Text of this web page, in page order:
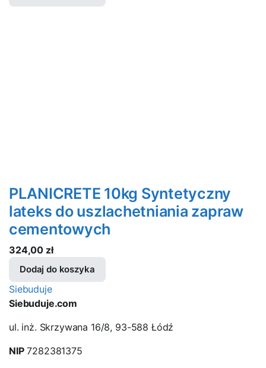
PLANICRETE 10kg Syntetyczny
lateks do uszlachetniania zapraw
cementowych
324,00 zł
Dodaj do koszyka
Siebuduje
Siebuduje.com
ul. inż. Skrzywana 16/8, 93-588 Łódź
NIP7282381375